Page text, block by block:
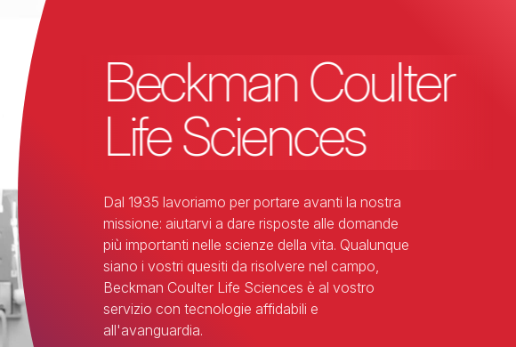
Beckman Coulter
Life Sciences
Dal 1935 lavoriamo per portare avanti la nostra
missione: aiutarvi a dare risposte alle domande
più importanti nelle scienze della vita. Qualunque
siano i vostri quesiti da risolvere nel campo,
Beckman Coulter Life Sciences è al vostro
servizio con tecnologie affidabili e
all'avanguardia.